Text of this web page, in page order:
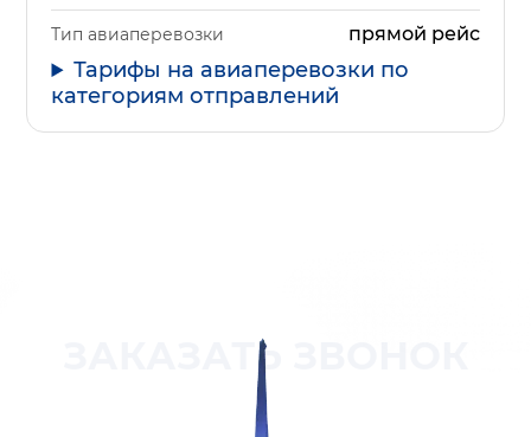
Тип авиаперевозки прямой рейс
Тарифы на авиаперевозки по
категориям отправлений
ЗАКАЗАТЬ ЗВОНОК